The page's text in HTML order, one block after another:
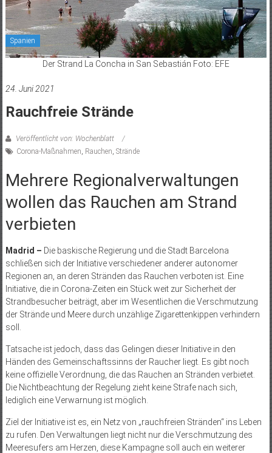
Spanien
Der Strand La Concha in San Sebastián Foto: EFE
24. Juni 2021
Rauchfreie Strände
Veröffentlicht von: Wochenblatt
Corona-Maßnahmen Rauchen Strände
Mehrere Regionalverwaltungen
wollen das Rauchen am Strand
verbieten
Madrid – Die baskische Regierung und die Stadt Barcelona
schließen sich der Initiative verschiedener anderer autonomer
Regionen an, an deren Stränden das Rauchen verboten ist. Eine
Initiative, die in Corona-Zeiten ein Stück weit zur Sicherheit der
Strandbesucher beiträgt, aber im Wesentlichen die Verschmutzung
der Strände und Meere durch unzählige Zigarettenkippen verhindern
soll.
Tatsache ist jedoch, dass das Gelingen dieser Initiative in den
Händen des Gemeinschaftssinns der Raucher liegt. Es gibt noch
keine offizielle Verordnung, die das Rauchen an Stränden verbietet.
Die Nichtbeachtung der Regelung zieht keine Strafe nach sich,
lediglich eine Verwarnung ist möglich.
Ziel der Initiative ist es, ein Netz von „rauchfreien Stränden“ ins Leben
zu rufen. Den Verwaltungen liegt nicht nur die Verschmutzung des
Meeresufers am Herzen, diese Kampagne soll auch ein weiterer